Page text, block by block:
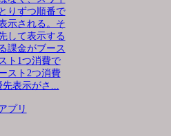
りずつ順番で
示される。そ
して表示する
課金がブース
ト1つ消費で
スト2つ消費
先表示がさ...
プリ